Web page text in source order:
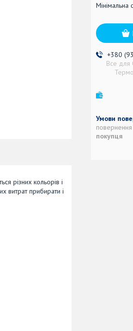
різних кольорів і
витрат прибирати і
Мінімальна
+380
Все для
покупця